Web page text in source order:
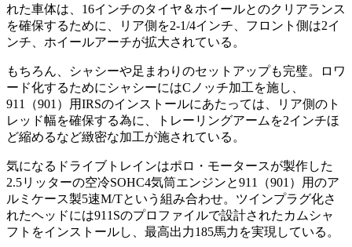
れた車体は、16インチのタイヤ＆ホイールとのクリアランス
を確保するために、リア側を2-1/4インチ、フロント側は2イ
ンチ、ホイールアーチが拡大されている。
もちろん、シャシーや足まわりのセットアップも完璧。ロワ
ード化するためにシャシーにはCノッチ加工を施し、
911（901）用IRSのインストールにあたっては、リア側のト
レッド幅を確保する為に、トレーリングアームを2インチほ
ど縮めるなど緻密な加工が施されている。
気になるドライブトレインはポロ・モータースが製作した
2.5リッターの空冷SOHC4気筒エンジンと911（901）用のア
ルミケース製5速M/Tという組み合わせ。ツインプラグ化さ
れたヘッドには911Sのプロファイルで設計されたカムシャ
フトをインストールし、最高出力185馬力を実現している。